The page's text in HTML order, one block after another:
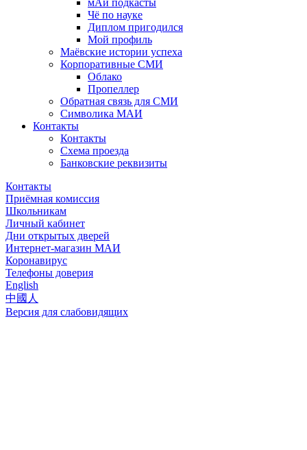
мАи подкасты
Чё по науке
Диплом пригодился
Мой профиль
Маёвские истории успеха
Корпоративные СМИ
Облако
Пропеллер
Обратная связь для СМИ
Символика МАИ
Контакты
Контакты
Схема проезда
Банковские реквизиты
Контакты
Приёмная комиссия
Школьникам
Личный кабинет
Дни открытых дверей
Интернет-магазин МАИ
Коронавирус
Телефоны доверия
English
中國人
Версия для слабовидящих